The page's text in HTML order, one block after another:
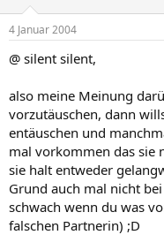
4 Januar 2004
@ silent silent,
also meine Meinung
vorzutäuschen, dann
entäuschen und
mal vorkommen das sie
sie halt entweder
Grund auch mal nicht
schwach wenn du was
falschen Partnerin) ;D